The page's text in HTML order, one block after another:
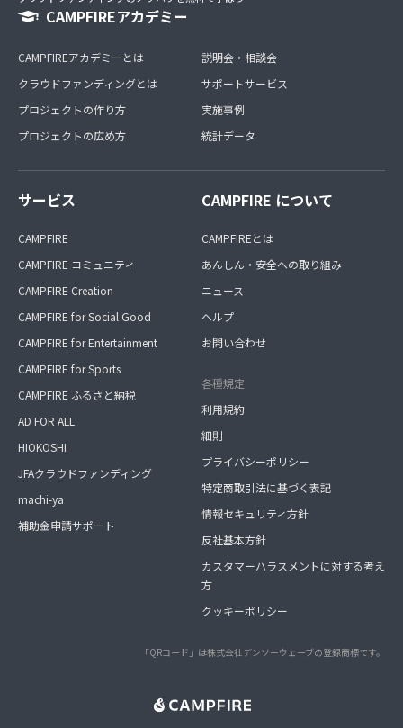
CAMPFIREアカデミー
CAMPFIREアカデミーとは
クラウドファンディングとは
プロジェクトの作り方
プロジェクトの広め方
説明会・相談会
サポートサービス
実施事例
統計データ
サービス
CAMPFIRE
CAMPFIRE コミュニティ
CAMPFIRE Creation
CAMPFIRE for Social Good
CAMPFIRE for Entertainment
CAMPFIRE for Sports
CAMPFIRE ふるさと納税
AD FOR ALL
HIOKOSHI
JFAクラウドファンディング
machi-ya
補助金申請サポート
CAMPFIRE について
CAMPFIREとは
あんしん・安全への取り組み
ニュース
ヘルプ
お問い合わせ
各種規定
利用規約
細則
プライバシーポリシー
特定商取引法に基づく表記
情報セキュリティ方針
反社基本方針
カスタマーハラスメントに対する考え
方
クッキーポリシー
「QRコード」は株式会社デンソーウェーブの登録商標です。